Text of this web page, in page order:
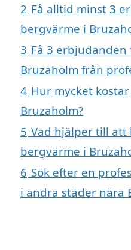
2 Få alltid minst 3
bergvärme i
3 Få 3
Bruzaholm från
4 Hur mycket
Bruzaholm?
5 Vad hjälper till att
bergvärme i
6 Sök efter en
i andra städer nära